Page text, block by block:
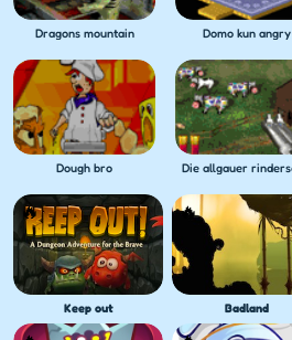
Dragons mountain Domo kun angry
Dough bro
Keep out Badland